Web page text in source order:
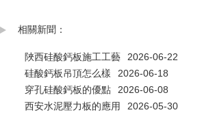
相關新聞：
陜西硅酸鈣板施工工藝
2026-06-22
硅酸鈣板吊頂怎么樣
2026-06-18
穿孔硅酸鈣板的優點
2026-06-08
西安水泥壓力板的應用
2026-05-30